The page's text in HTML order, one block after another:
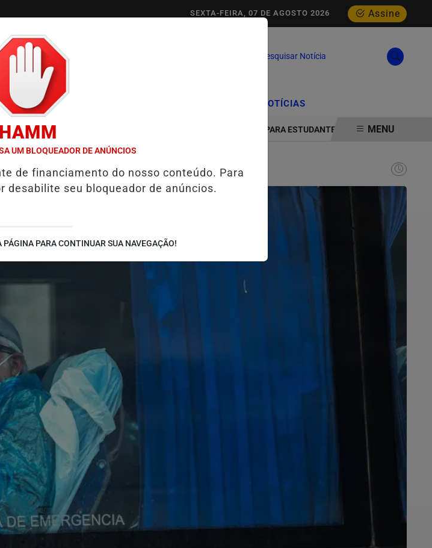
Assine
SEXTA-FEIRA, 07 DE AGOSTO 2026
Pesquisar Notícia
/ EMPREGOS NOTÍCIAS
DE VIDA HYUNDAI LEVA TECNOLOGIA E INOVAÇÃO PARA ESTUDANTES DA ESCOLA ESTADUAL
MENU
HAMM
UM BLOQUEADOR DE ANÚNCIOS
de financiamento do nosso conteúdo. Para
desabilite seu bloqueador de anúncios.
PARA CONTINUAR SUA NAVEGAÇÃO!